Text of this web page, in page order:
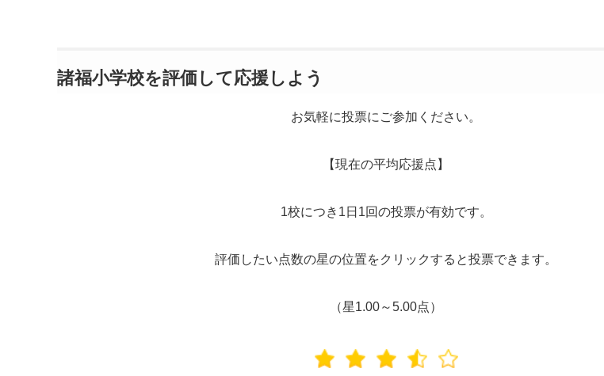
諸福小学校を評価して応援しよう
お気軽に投票にご参加ください。
【現在の平均応援点】
1校につき1日1回の投票が有効です。
評価したい点数の星の位置をクリックすると投票できます。
（星1.00～5.00点）